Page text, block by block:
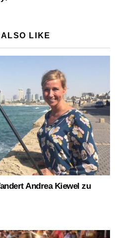
LIKE
Andrea Kiewel zu